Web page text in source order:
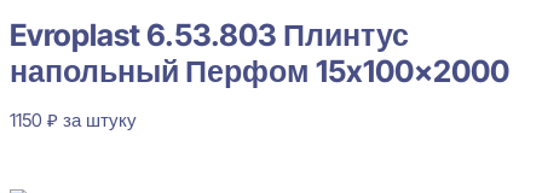
Evroplast 6.53.803 Плинтус
напольный Перфом 15x100x2000
1150 ₽ за штуку